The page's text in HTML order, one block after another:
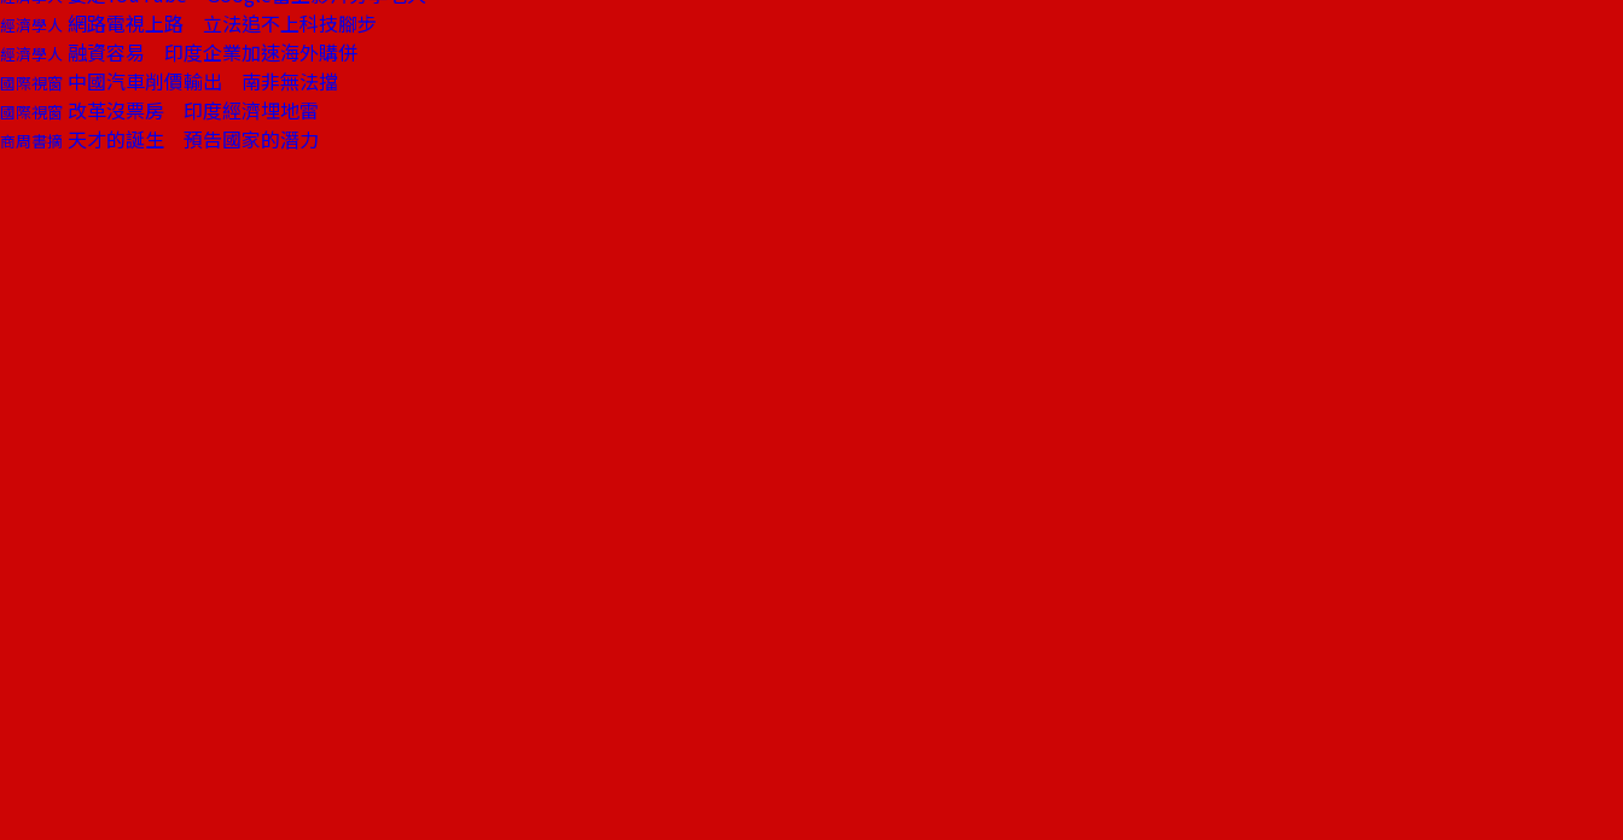
經濟學人 網路電視上路 立法追不上科技腳步
經濟學人 融資容易 印度企業加速海外購併
國際視窗 中國汽車削價輸出 南非無法擋
國際視窗 改革沒票房 印度經濟埋地雷
商周書摘 天才的誕生 預告國家的潛力